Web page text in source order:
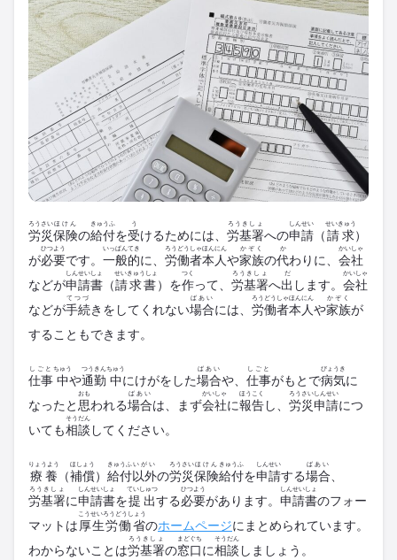
労災
ろうさい
保険
ほけん
の給付
きゅうふ
を受
う
けるためには、 労基署
ろうきしょ
への申請
しんせい
（請求
せいきゅう
）
が必要
ひつよう
です。 一般的
いっぱんてき
に、 労働者
ろうどうしゃ
本人
ほんにん
や家族
かぞく
の代
か
わりに、 会社
かいしゃ
などが申請書
しんせいしょ
（請求書
せいきゅうしょ
）を作
つく
って、 労基署
ろうきしょ
へ出
だ
します。 会社
かいしゃ
などが手続
てつづ
きをしてくれない場合
ばあい
には、 労働者
ろうどうしゃ
本人
ほんにん
や家族
かぞく
が
することもできます。
仕事
しごと
中
ちゅう
や通勤
つうきん
中
ちゅう
にけがをした場合
ばあい
や、 仕事
しごと
がもとで病気
びょうき
に
なったと 思
おも
われる場合
ばあい
は、まず会社
かいしゃ
に報告
ほうこく
し、 労災
ろうさい
申請
しんせい
につ
いても相談
そうだん
してください。
療養
りょうよう
（補償
ほしょう
） 給付
きゅうふ
以外
いがい
の労災
ろうさい
保険
ほけん
給付
きゅうふ
を申請
しんせい
する場合
ばあい
労基署
ろうきしょ
に申請書
しんせいしょ
を提出
ていしゅつ
する必要
ひつよう
があります。 申請書
しんせいしょ
のフォー
マットは 厚生労働省
こうせいろうどうしょう
のホームページにまとめられています。
わからないことは労基署
ろうきしょ
の窓口
まどぐち
に相談
そうだん
しましょう。